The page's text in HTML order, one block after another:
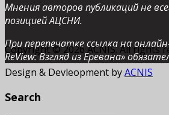
Мнения авторов публикаций не
позицией АЦСНИ.
При перепечатке ссылка на
ReView: Взгляд из Еревана»
Copyright © 2026 ACNIS. All rights
Design & Devleopment byACNIS
Search